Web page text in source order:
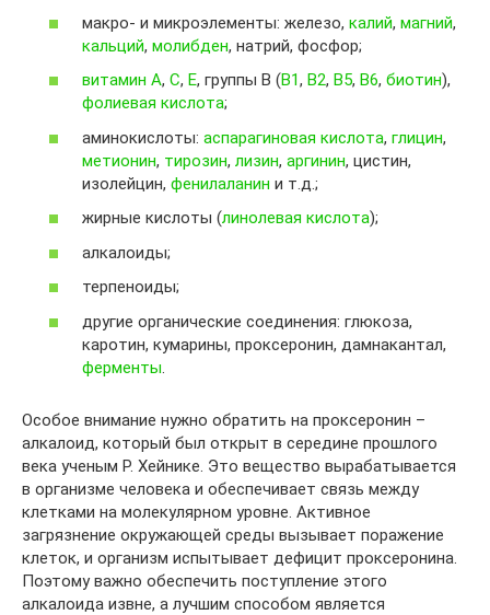
макро- и микроэлементы: железо, калий, магний,
кальций, молибден, натрий, фосфор;
витамин A, C, E, группы B (B1, B2, B5, B6, биотин),
фолиевая кислота;
аминокислоты: аспарагиновая кислота, глицин,
метионин, тирозин, лизин, аргинин, цистин,
изолейцин, фенилаланин и т.д.;
жирные кислоты (линолевая кислота);
алкалоиды;
терпеноиды;
другие органические соединения: глюкоза,
каротин, кумарины, проксеронин, дамнакантал,
ферменты.
Особое внимание нужно обратить на проксеронин –
алкалоид, который был открыт в середине прошлого
века ученым Р. Хейнике. Это вещество вырабатывается
в организме человека и обеспечивает связь между
клетками на молекулярном уровне. Активное
загрязнение окружающей среды вызывает поражение
клеток, и организм испытывает дефицит проксеронина.
Поэтому важно обеспечить поступление этого
алкалоида извне, а лучшим способом является